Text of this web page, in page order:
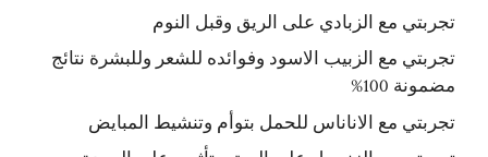
تجربتي مع الزبادي على الريق وقبل النوم
تجربتي مع الزبيب الاسود وفوائده للشعر وللبشرة نتائج
مضمونة 100%
تجربتي مع الاناناس للحمل بتوأم وتنشيط المبايض